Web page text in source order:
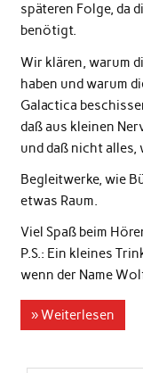
späteren Folge, da
benötigt.
Wir klären, warum
haben und warum
Galactica
daß aus kleinen
und daß nicht alles,
Begleitwerke, wie
etwas Raum.
Viel Spaß beim
P.S.: Ein kleines
wenn der Name
» Weiterlesen